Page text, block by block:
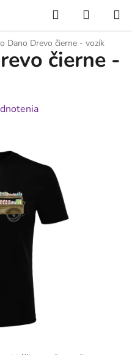
Hľadať
KOŠÍK
Dano Drevo čierne - vozík
čierne -